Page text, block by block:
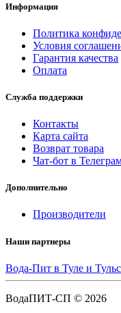
Информация
Политика
Условия
Гарантия качества
Оплата
Служба поддержки
Контакты
Карта сайта
Возврат товара
Чат-бот в
Дополнительно
Производители
Наши партнеры
Вода-Пит в Туле и
ВодаПИТ-СП © 2026